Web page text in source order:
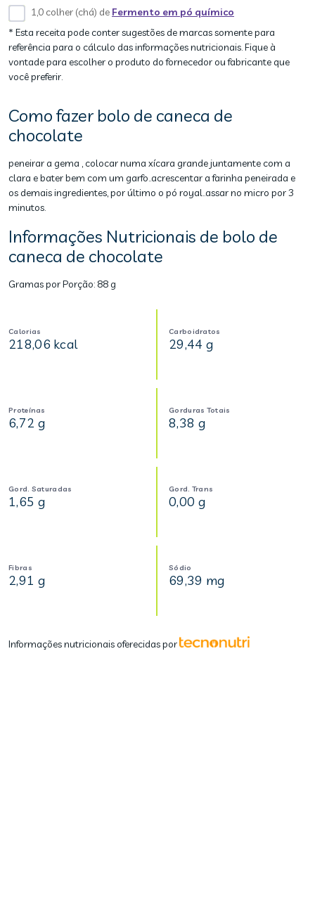
1,0 colher (chá) de Fermento em pó químico
* Esta receita pode conter sugestões de marcas somente para
referência para o cálculo das informações nutricionais. Fique à
vontade para escolher o produto do fornecedor ou fabricante que
você preferir.
Como fazer bolo de caneca de
chocolate
peneirar a gema , colocar numa xícara grande juntamente com a
clara e bater bem com um garfo..acrescentar a farinha peneirada e
os demais ingredientes, por último o pó royal..assar no micro por 3
minutos.
Informações Nutricionais de bolo de
caneca de chocolate
Gramas por Porção: 88 g
Calorias
218,06 kcal
Carboidratos
29,44 g
Proteínas
6,72 g
Gorduras Totais
8,38 g
Gord. Saturadas
1,65 g
Gord. Trans
0,00 g
Fibras
2,91 g
Sódio
69,39 mg
Informações nutricionais oferecidas por